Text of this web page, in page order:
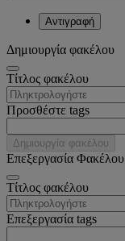
Αντιγραφή
Δημιουργία φακέλου
Tίτλος φακέλου
Προσθέστε tags
Δημιουργία φακέλου
Επεξεργασία Φακέλου
Tίτλος φακέλου
Επεξεργασία tags